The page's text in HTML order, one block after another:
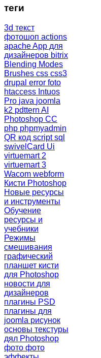
теги
3d текст
фотошоп actions
apacheApp для
дизайнеров bitrix
Blending Modes
Brushes css css3
drupal error foto
htaccess Intuos
Pro java joomla
k2 pdttern AI
Photoshop CC
php phpmyadmin
QR код scriptsql
swivelCard Ui
virtuemart 2
virtuemart 3
Wacom webform
Кисти Photoshop
Новые ресурсы
и инструменты
Обучение
ресурсы и
учебники
Режимы
смешивания
графический
планшет кисти
для Photoshop
новости для
дизайнеров
плагины PSD
плагины для
joomla рисунок
основы текстуры
дял Photoshop
фото фото